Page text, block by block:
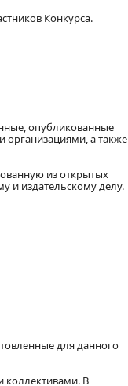
Конкурса.
опубликованные
организациями, а также
из открытых
и издательскому делу.
для данного
коллективами. В